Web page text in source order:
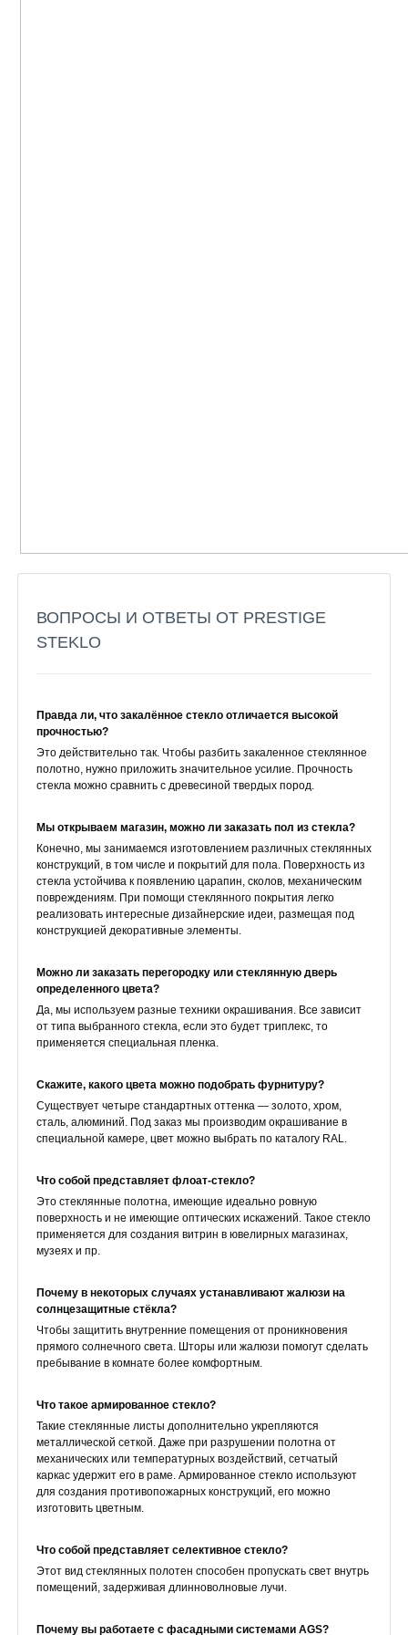
ВОПРОСЫ И ОТВЕТЫ ОТ PRESTIGE
STEKLO
Правда ли, что закалённое стекло отличается высокой
прочностью?
Это действительно так. Чтобы разбить закаленное стеклянное
полотно, нужно приложить значительное усилие. Прочность
стекла можно сравнить с древесиной твердых пород.
Мы открываем магазин, можно ли заказать пол из стекла?
Конечно, мы занимаемся изготовлением различных стеклянных
конструкций, в том числе и покрытий для пола. Поверхность из
стекла устойчива к появлению царапин, сколов, механическим
повреждениям. При помощи стеклянного покрытия легко
реализовать интересные дизайнерские идеи, размещая под
конструкцией декоративные элементы.
Можно ли заказать перегородку или стеклянную дверь
определенного цвета?
Да, мы используем разные техники окрашивания. Все зависит
от типа выбранного стекла, если это будет триплекс, то
применяется специальная пленка.
Скажите, какого цвета можно подобрать фурнитуру?
Существует четыре стандартных оттенка — золото, хром,
сталь, алюминий. Под заказ мы производим окрашивание в
специальной камере, цвет можно выбрать по каталогу RAL.
Что собой представляет флоат-стекло?
Это стеклянные полотна, имеющие идеально ровную
поверхность и не имеющие оптических искажений. Такое стекло
применяется для создания витрин в ювелирных магазинах,
музеях и пр.
Почему в некоторых случаях устанавливают жалюзи на
солнцезащитные стёкла?
Чтобы защитить внутренние помещения от проникновения
прямого солнечного света. Шторы или жалюзи помогут сделать
пребывание в комнате более комфортным.
Что такое армированное стекло?
Такие стеклянные листы дополнительно укрепляются
металлической сеткой. Даже при разрушении полотна от
механических или температурных воздействий, сетчатый
каркас удержит его в раме. Армированное стекло используют
для создания противопожарных конструкций, его можно
изготовить цветным.
Что собой представляет селективное стекло?
Этот вид стеклянных полотен способен пропускать свет внутрь
помещений, задерживая длинноволновые лучи.
Почему вы работаете с фасадными системами AGS?